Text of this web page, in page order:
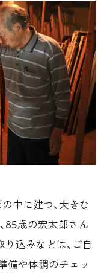
中に建つ、大きな
85歳の宏太郎さん
込みなどは、ご自
備や体調のチェッ